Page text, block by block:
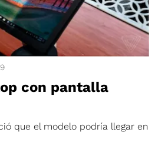
con pantalla
que el modelo podría llegar en